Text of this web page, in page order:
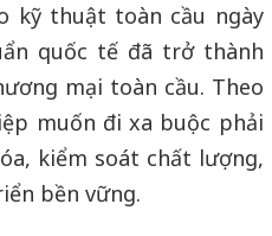
kỹ thuật toàn cầu ngày
quốc tế đã trở thành
mại toàn cầu. Theo
muốn đi xa buộc phải
kiểm soát chất lượng,
bền vững.